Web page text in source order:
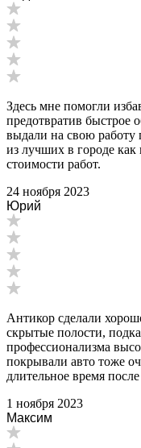
Здесь мне помогли
предотвратив быстрое
выдали на свою
из лучших в городе как
стоимости работ.
24 ноября 2023
Юрий
Антикор сделали
скрытые полости,
профессионализма
покрывали авто тоже
длительное время
1 ноября 2023
Максим